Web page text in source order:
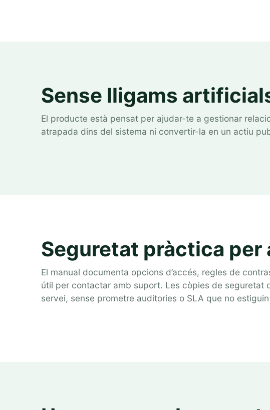
Sense lligams
El producte està pensat per ajudar-te a gestionar
atrapada dins del sistema ni convertir-la en un actiu
Seguretat pràctica per
El manual documenta opcions d’accés, regles de
útil per contactar amb suport. Les còpies de seguretat
servei, sense prometre auditories o SLA que no